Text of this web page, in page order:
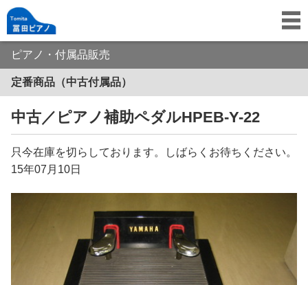
ピアノ・付属品販売
定番商品（中古付属品）
中古／ピアノ補助ペダルHPEB-Y-22
只今在庫を切らしております。しばらくお待ちください。
15年07月10日